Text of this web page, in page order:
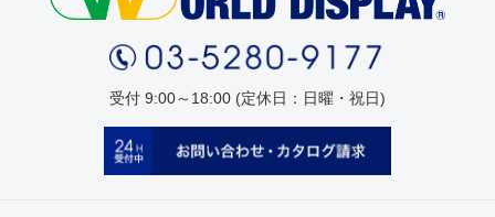
受付 9:00～18:00 (定休日：日曜・祝日)